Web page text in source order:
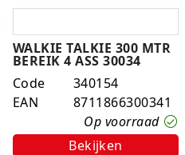
WALKIE TALKIE 300 MTR
BEREIK 4 ASS 30034
Code
340154
EAN
8711866300341
Op voorraad
Bekijken